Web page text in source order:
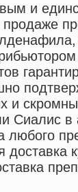
и
продаже
,
и
Сиалис в
любого
доставка